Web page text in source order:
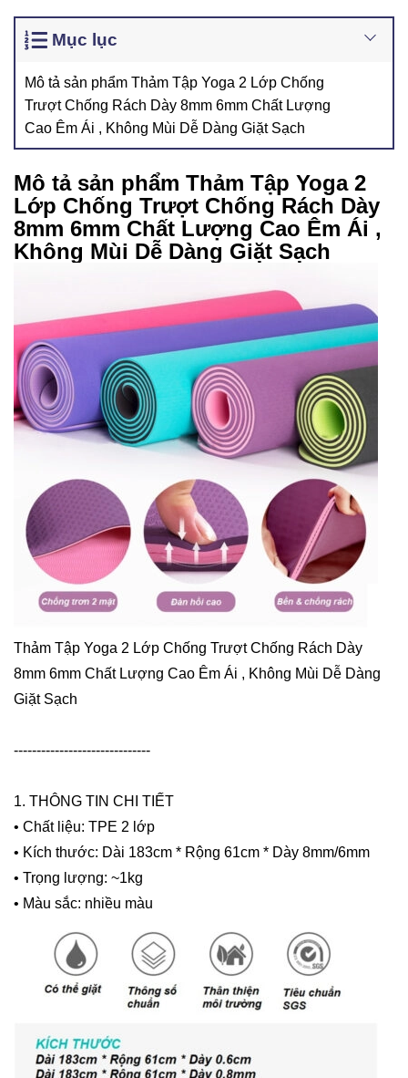
Mục lục
Mô tả sản phẩm Thảm Tập Yoga 2 Lớp Chống
Trượt Chống Rách Dày 8mm 6mm Chất Lượng
Cao Êm Ái , Không Mùi Dễ Dàng Giặt Sạch
Mô tả sản phẩm Thảm Tập Yoga 2
Lớp Chống Trượt Chống Rách Dày
8mm 6mm Chất Lượng Cao Êm Ái ,
Không Mùi Dễ Dàng Giặt Sạch
Thảm Tập Yoga 2 Lớp Chống Trượt Chống Rách Dày
8mm 6mm Chất Lượng Cao Êm Ái , Không Mùi Dễ Dàng
Giặt Sạch
------------------------------
1. THÔNG TIN CHI TIẾT
• Chất liệu: TPE 2 lớp
• Kích thước: Dài 183cm * Rộng 61cm * Dày 8mm/6mm
• Trọng lượng: ~1kg
• Màu sắc: nhiều màu